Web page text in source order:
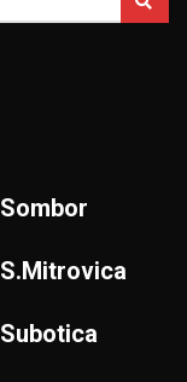
Sombor
S.Mitrovica
Subotica